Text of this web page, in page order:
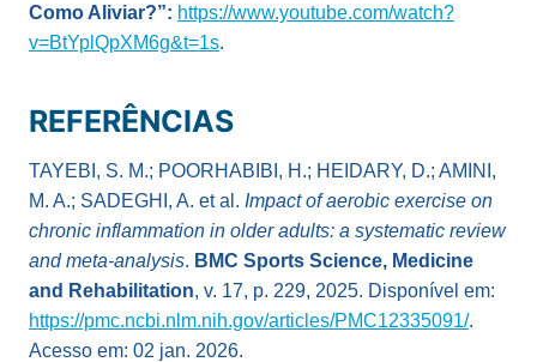
Como Aliviar?”: https://www.youtube.com/watch?
v=BtYplQpXM6g&t=1s.
REFERÊNCIAS
TAYEBI, S. M.; POORHABIBI, H.; HEIDARY, D.; AMINI,
M. A.; SADEGHI, A. et al. Impact of aerobic exercise on
chronic inflammation in older adults: a systematic review
and meta-analysis. BMC Sports Science, Medicine
and Rehabilitation, v. 17, p. 229, 2025. Disponível em:
https://pmc.ncbi.nlm.nih.gov/articles/PMC12335091/.
Acesso em: 02 jan. 2026.